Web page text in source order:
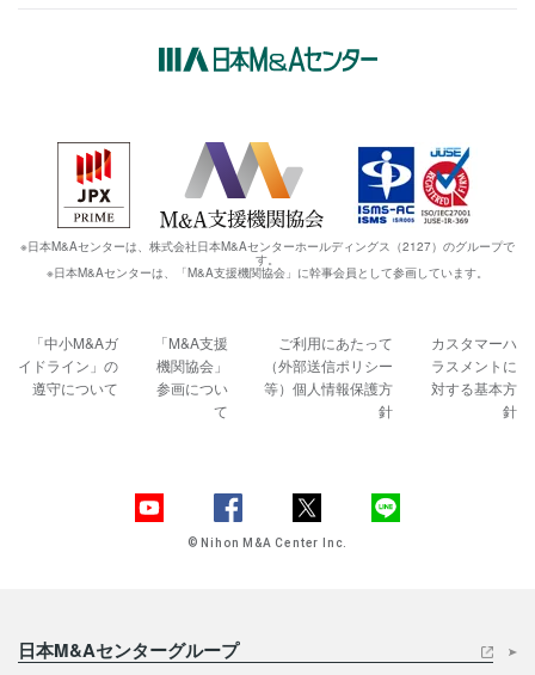
※日本M&Aセンターは、株式会社日本M&Aセンターホールディングス（2127）のグループで
す。
※日本M&Aセンターは、「M&A支援機関協会」に幹事会員として参画しています。
「中小M&Aガ
イドライン」の
遵守について
「M&A支援
機関協会」
参画につい
て
ご利用にあたって
（外部送信ポリシー
等）個人情報保護方
針
カスタマーハ
ラスメントに
対する基本方
針
© Nihon M&A Center Inc.
日本M&Aセンターグループ